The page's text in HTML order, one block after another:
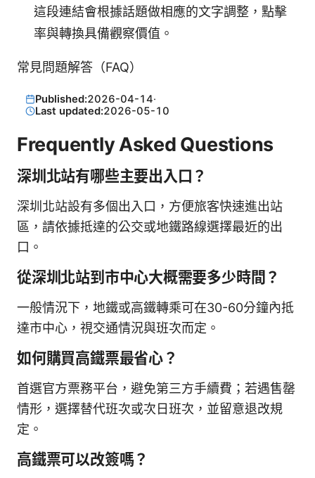
這段連結會根據話題做相應的文字調整，點擊
率與轉換具備觀察價值。
常見問題解答（FAQ）
Published:2026-04-14·
Last updated:2026-05-10
Frequently Asked Questions
深圳北站有哪些主要出入口？
深圳北站設有多個出入口，方便旅客快速進出站
區，請依據抵達的公交或地鐵路線選擇最近的出
口。
從深圳北站到市中心大概需要多少時間？
一般情況下，地鐵或高鐵轉乘可在30-60分鐘內抵
達市中心，視交通情況與班次而定。
如何購買高鐵票最省心？
首選官方票務平台，避免第三方手續費；若遇售罄
情形，選擇替代班次或次日班次，並留意退改規
定。
高鐵票可以改簽嗎？